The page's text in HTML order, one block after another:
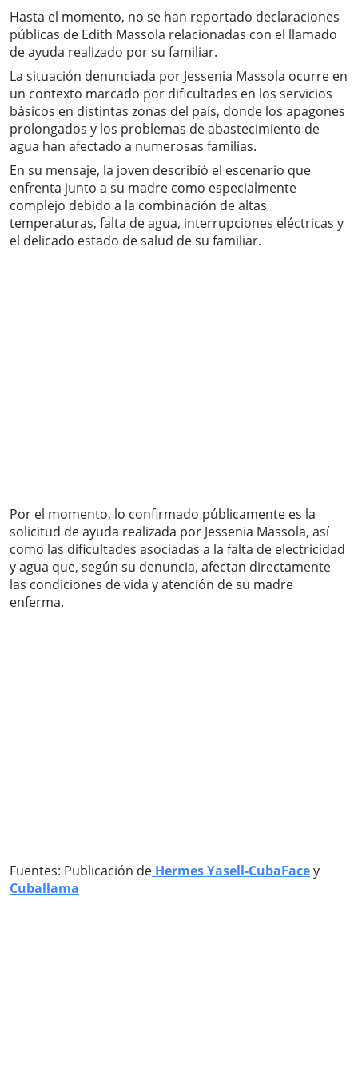
Hasta el momento, no se han reportado declaraciones
públicas de Edith Massola relacionadas con el llamado
de ayuda realizado por su familiar.
La situación denunciada por Jessenia Massola ocurre en
un contexto marcado por dificultades en los servicios
básicos en distintas zonas del país, donde los apagones
prolongados y los problemas de abastecimiento de
agua han afectado a numerosas familias.
En su mensaje, la joven describió el escenario que
enfrenta junto a su madre como especialmente
complejo debido a la combinación de altas
temperaturas, falta de agua, interrupciones eléctricas y
el delicado estado de salud de su familiar.
Por el momento, lo confirmado públicamente es la
solicitud de ayuda realizada por Jessenia Massola, así
como las dificultades asociadas a la falta de electricidad
y agua que, según su denuncia, afectan directamente
las condiciones de vida y atención de su madre
enferma.
Fuentes: Publicación de Hermes Yasell-CubaFacey
Cuballama